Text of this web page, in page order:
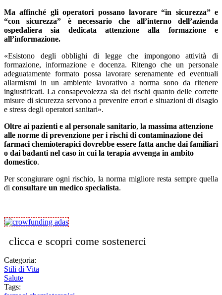
Ma affinché gli operatori possano lavorare “in sicurezza” e
“con sicurezza” è necessario che all’interno dell’azienda
ospedaliera sia dedicata attenzione alla formazione e
all’informazione.
«Esistono degli obblighi di legge che impongono attività di
formazione, informazione e docenza. Ritengo che un personale
adeguatamente formato possa lavorare serenamente ed eventuali
allarmismi in un ambiente lavorativo a norma sono da ritenere
ingiustificati. La consapevolezza sia dei rischi quanto delle corrette
misure di sicurezza servono a prevenire errori e situazioni di disagio
e stress degli operatori sanitari».
Oltre ai pazienti e al personale sanitario, la massima attenzione
alle norme di prevenzione per i rischi di contaminazione dei
farmaci chemioterapici dovrebbe essere fatta anche dai familiari
o dai badanti nel caso in cui la terapia avvenga in ambito
domestico.
Per scongiurare ogni rischio, la norma migliore resta sempre quella
di consultare un medico specialista.
clicca e scopri come sostenerci
Categoria:
Stili di Vita
Salute
Tags: